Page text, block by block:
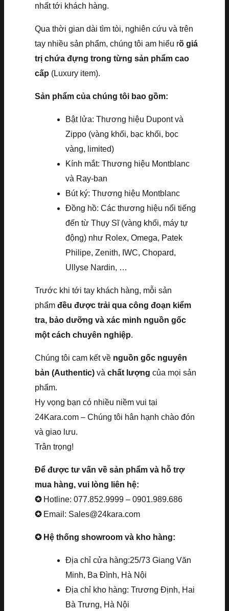
nhất tới khách hàng.
Qua thời gian dài tìm tòi, nghiên cứu và trên
tay nhiều sản phẩm, chúng tôi am hiểu rõ giá
trị chứa đựng trong từng sản phẩm cao
cấp (Luxury item).
Sản phẩm của chúng tôi bao gồm:
Bật lửa: Thương hiệu Dupont và
Zippo (vàng khối, bạc khối, bọc
vàng, limited)
Kính mắt: Thương hiệu Montblanc
và Ray-ban
Bút ký: Thương hiệu Montblanc
Đồng hồ: Các thương hiệu nổi tiếng
đến từ Thụy Sĩ (vàng khối, máy tự
động) như Rolex, Omega, Patek
Philipe, Zenith, IWC, Chopard,
Ullyse Nardin, …
Trước khi tới tay khách hàng, mỗi sản
phẩm đều được trải qua công đoạn kiểm
tra, bảo dưỡng và xác minh nguồn gốc
một cách chuyên nghiệp.
Chúng tôi cam kết về nguồn gốc nguyên
bản (Authentic) và chất lượng của mọi sản
phẩm.
Hy vọng bạn có nhiều niềm vui tại
24Kara.com – Chúng tôi hân hạnh chào đón
và giao lưu.
Trân trọng!
Để được tư vấn về sản phẩm và hỗ trợ
mua hàng, vui lòng liên hệ:
✪ Hotline: 077.852.9999 – 0901.989.686
✪ Email: Sales@24kara.com
✪ Hệ thống showroom và kho hàng:
Địa chỉ cửa hàng:25/73 Giang Văn
Minh, Ba Đình, Hà Nội
Địa chỉ kho hàng: Trương Định, Hai
Bà Trưng, Hà Nội